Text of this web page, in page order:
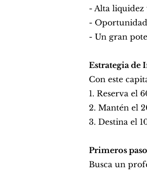
- Alta liquidez
-
- Un gran
Estrategia de
Con este
1. Reserva el
2. Mantén el
3. Destina el
Primeros
Busca un